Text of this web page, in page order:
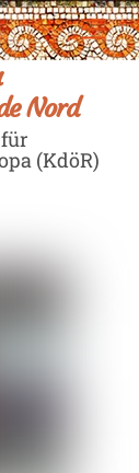
Nord
(KdöR)